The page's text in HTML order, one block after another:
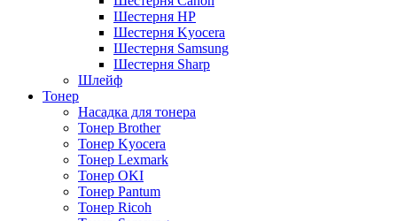
Шестерня HP
Шестерня Kyocera
Шестерня Samsung
Шестерня Sharp
Шлейф
Тонер
Насадка для тонера
Тонер Brother
Тонер Kyocera
Тонер Lexmark
Тонер OKI
Тонер Pantum
Тонер Ricoh